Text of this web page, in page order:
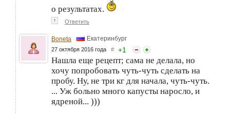
о результатах.
↑ Ответить
Boneta Екатеринбург
27 октября 2016 года # +1
Нашла еще рецепт; сама не делала, но
хочу попробовать чуть-чуть сделать на
пробу. Ну, не три кг для начала, чуть-чуть.
... Уж больно много капусты наросло, и
ядреной... )))